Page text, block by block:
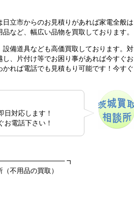
日立市からのお見積りがあれば家電全般は
など、幅広い品物を買取しております。
備道具なども高価買取しております。対
、片付け等でお困り事があれば今すぐお
れば電話でも見積もり可能です！今すぐ
日対応します！
お電話下さい！
┓
不用品の買取）